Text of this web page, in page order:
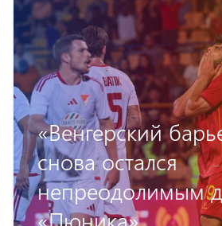
Предматчевая
конференция
Осеяна и Оганеса
Арутюняна